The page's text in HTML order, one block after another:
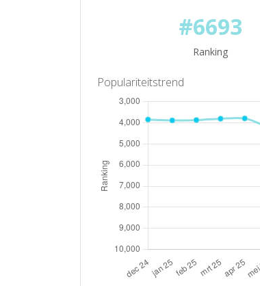
#6693
Ranking
Populariteitstrend